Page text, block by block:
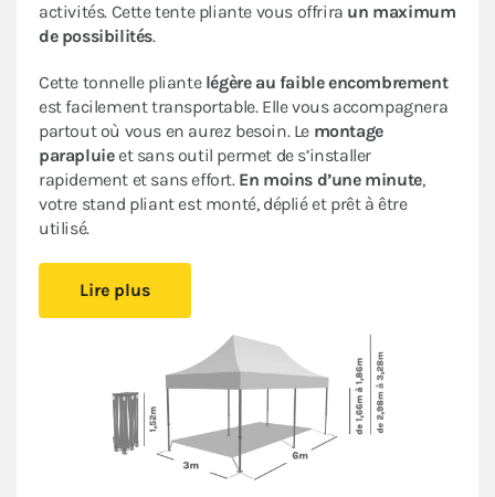
activités. Cette tente pliante vous offrira un maximum
de possibilités.
Cette tonnelle pliante légère au faible encombrement
est facilement transportable. Elle vous accompagnera
partout où vous en aurez besoin. Le montage
parapluieet sans outil permet de s’installer
rapidement et sans effort. En moins d’une minute,
votre stand pliant est monté, déplié et prêt à être
utilisé.
320gr/m² est renforcée au niveau des angles. Elle est
complètement étanche
d’une peinture antirouille garantit sa durabilité pour
utilisation occasionnelle à régulière .
Ce stand pliant est polyvalentà un
tarif très
abordable pour les particuliers et les professionnels
Lire plus